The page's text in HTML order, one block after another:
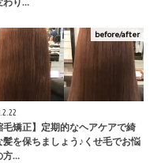
before/after
毛矯正】定期的なヘアケアで綺
髪を保ちましょう♪くせ毛でお悩
方…